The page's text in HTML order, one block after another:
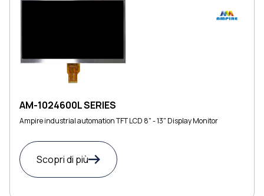
AM-1024600L SERIES
Ampire industrial automation TFT LCD 8" - 13" Display Monitor
Scopri di più